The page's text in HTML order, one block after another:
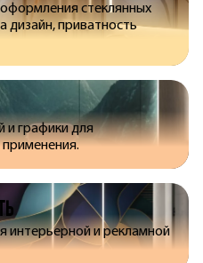
стеклянных
дизайн, приватность
и графики для
интерьерной и рекламной